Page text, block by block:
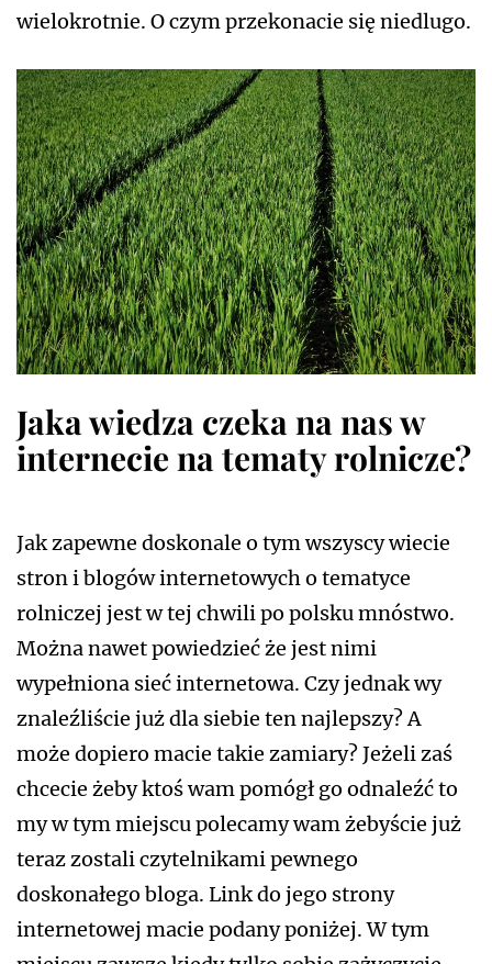
wielokrotnie. O czym przekonacie się niedlugo.
Jaka wiedza czeka na nas w
internecie na tematy rolnicze?
Jak zapewne doskonale o tym wszyscy wiecie
stron i blogów internetowych o tematyce
rolniczej jest w tej chwili po polsku mnóstwo.
Można nawet powiedzieć że jest nimi
wypełniona sieć internetowa. Czy jednak wy
znaleźliście już dla siebie ten najlepszy? A
może dopiero macie takie zamiary? Jeżeli zaś
chcecie żeby ktoś wam pomógł go odnaleźć to
my w tym miejscu polecamy wam żebyście już
teraz zostali czytelnikami pewnego
doskonałego bloga. Link do jego strony
internetowej macie podany poniżej. W tym